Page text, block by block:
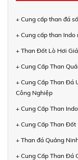
+ Cung cấp than đá
+ Cung cấp than
+ Than Đốt Lò Hơi
+ Cung Cấp Than
+ Cung Cấp Than Đá
Công Nghiệp
+ Cung Cấp Than
+ Cung Cấp Than Đốt
+ Than đá Quảng
+ Cung Cấp Than Đá